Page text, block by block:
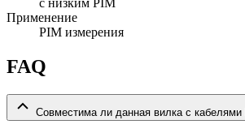
c низким PIM
Применение
PIM измерения
FAQ
Совместима ли данная вилка с кабелями